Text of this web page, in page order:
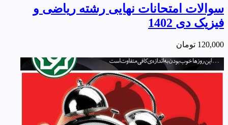
سوالات امتحانات نهایی رشته ریاضی و
فیزیک دی 1402
120,000 تومان